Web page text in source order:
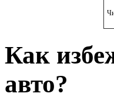
Как
авто?